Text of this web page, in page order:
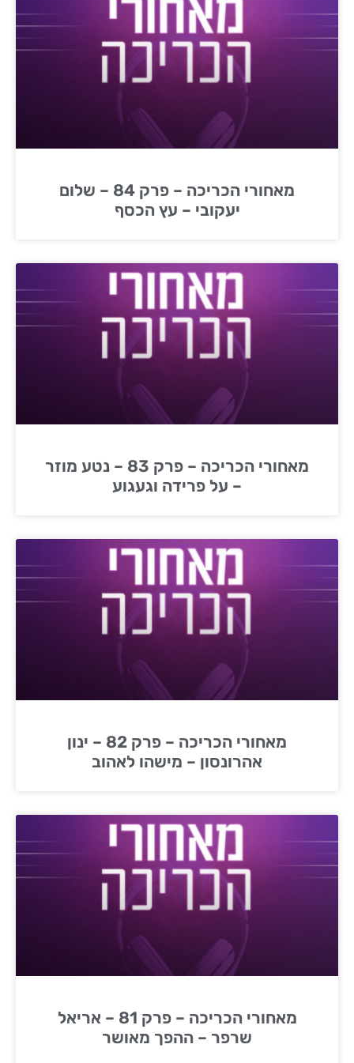
מאחורי הכריכה – פרק 84 – שלום
יעקובי – עץ הכסף
מאחורי הכריכה – פרק 83 – נטע מוזר
– על פרידה וגעגוע
מאחורי הכריכה – פרק 82 – ינון
אהרונסון – מישהו לאהוב
מאחורי הכריכה – פרק 81 – אריאל
שרפר – ההפך מאושר